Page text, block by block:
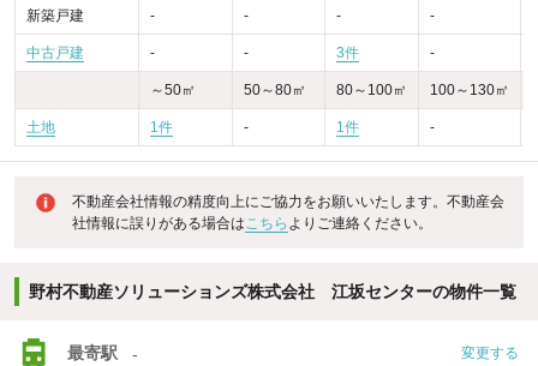
新築戸建 - - - -
中古戸建 - - 3件 -
～50㎡ 50～80㎡ 80～100㎡ 100～130㎡
土地 1件 - 1件 -
不動産会社情報の精度向上にご協力をお願いいたします。不動産会
社情報に誤りがある場合はこちら よりご連絡ください。
野村不動産ソリューションズ株式会社 江坂センターの物件一覧
最寄駅 - 変更する